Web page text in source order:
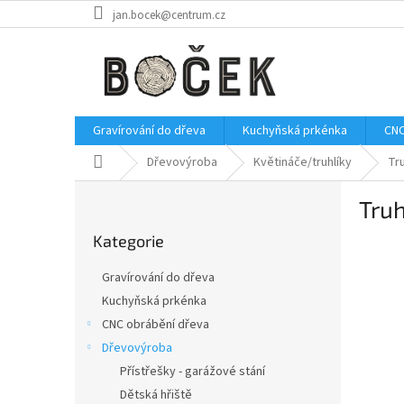
na
jan.bocek@centrum.cz
Gravírování do dřeva Kuchyňská prkénka
Domů Dřevovýroba Květináče/truhlíky
kategorie
Kategorie
Gravírování do dřeva
Kuchyňská prkénka
CNC obrábění dřeva
Dřevovýroba
Přístřešky - garážové stání
Dětská hřiště